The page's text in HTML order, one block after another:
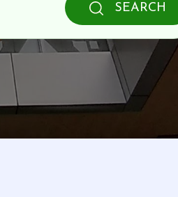
SEARCH